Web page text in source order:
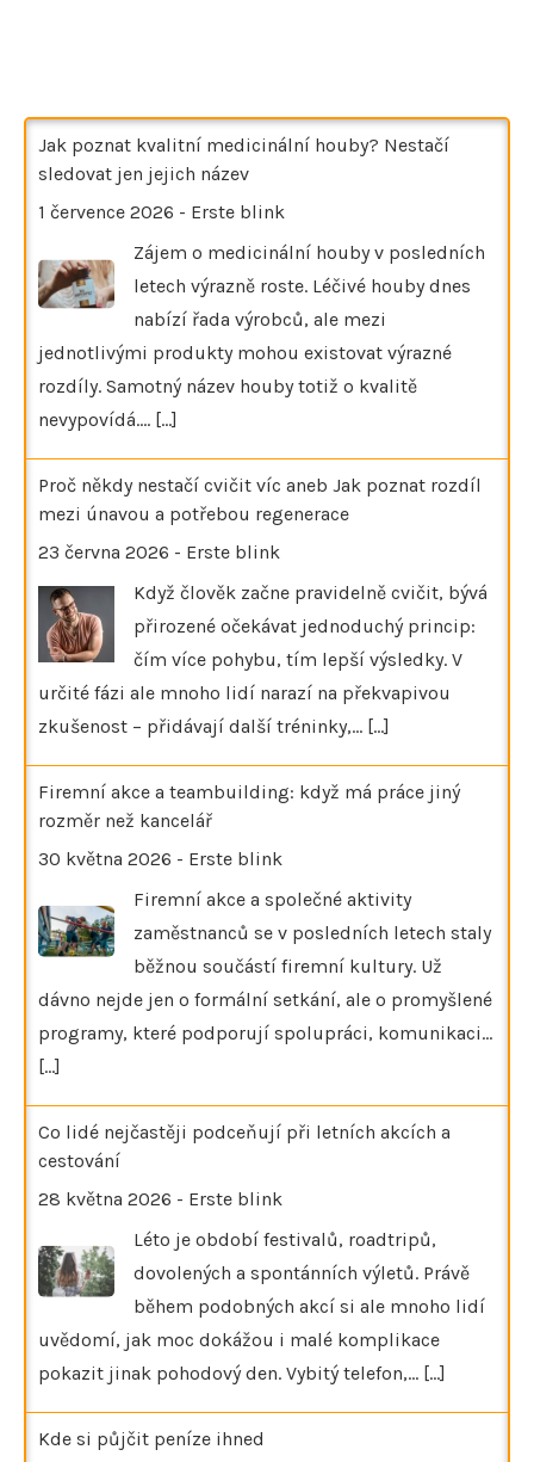
Jak poznat kvalitní medicinální houby? Nestačí
sledovat jen jejich název
1 července 2026 - Erste blink
Zájem o medicinální houby v posledních
letech výrazně roste. Léčivé houby dnes
nabízí řada výrobců, ale mezi
jednotlivými produkty mohou existovat výrazné
rozdíly. Samotný název houby totiž o kvalitě
nevypovídá.… [...]
Proč někdy nestačí cvičit víc aneb Jak poznat rozdíl
mezi únavou a potřebou regenerace
23 června 2026 - Erste blink
Když člověk začne pravidelně cvičit, bývá
přirozené očekávat jednoduchý princip:
čím více pohybu, tím lepší výsledky. V
určité fázi ale mnoho lidí narazí na překvapivou
zkušenost – přidávají další tréninky,… [...]
Firemní akce a teambuilding: když má práce jiný
rozměr než kancelář
30 května 2026 - Erste blink
Firemní akce a společné aktivity
zaměstnanců se v posledních letech staly
běžnou součástí firemní kultury. Už
dávno nejde jen o formální setkání, ale o promyšlené
programy, které podporují spolupráci, komunikaci…
[...]
Co lidé nejčastěji podceňují při letních akcích a
cestování
28 května 2026 - Erste blink
Léto je období festivalů, roadtripů,
dovolených a spontánních výletů. Právě
během podobných akcí si ale mnoho lidí
uvědomí, jak moc dokážou i malé komplikace
pokazit jinak pohodový den. Vybitý telefon,… [...]
Kde si půjčit peníze ihned